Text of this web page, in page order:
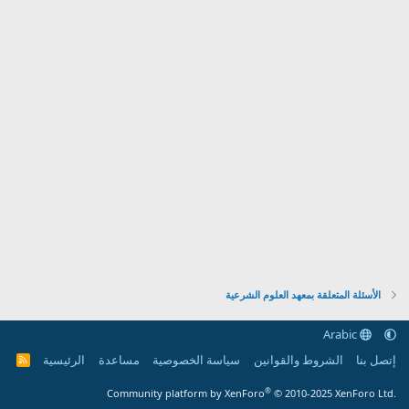
الأسئلة المتعلقة بمعهد العلوم الشرعية
Arabic
إتصل بنا
الشروط والقوانين سياسة الخصوصية مساعدة الرئيسية
R
Community platform by XenForo® © 2010-2025 XenForo Ltd.